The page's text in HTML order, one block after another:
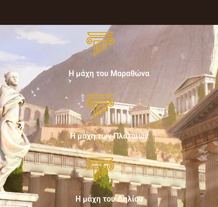
Η μάχη του Μαραθώνα
Η μάχη των Πλαταιών
Η μάχη του Δηλίου